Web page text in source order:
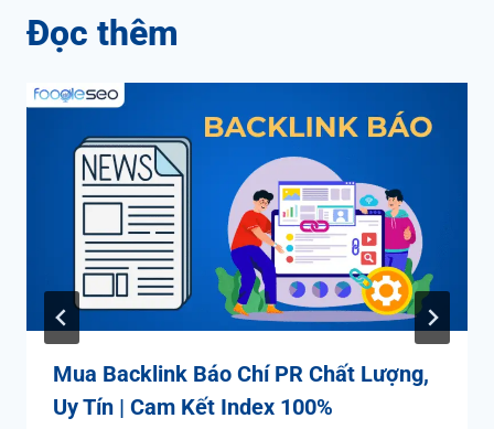
Đọc thêm
Mua Backlink Báo Chí PR Chất Lượng,
Uy Tín | Cam Kết Index 100%